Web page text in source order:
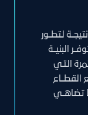
لتطــور
البنيــة
التـي
القطــاع
تضاهــي